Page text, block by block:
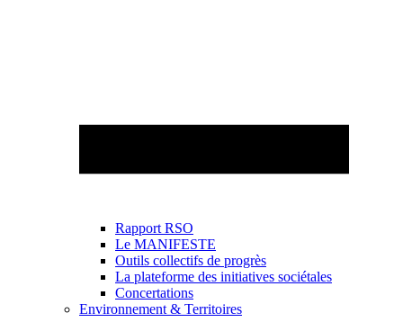
Rapport RSO
Le MANIFESTE
Outils collectifs de progrès
La plateforme des initiatives sociétales
Concertations
Environnement & Territoires